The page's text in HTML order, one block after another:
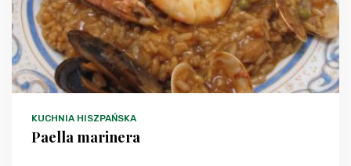
KUCHNIA HISZPAŃSKA
Paella marinera